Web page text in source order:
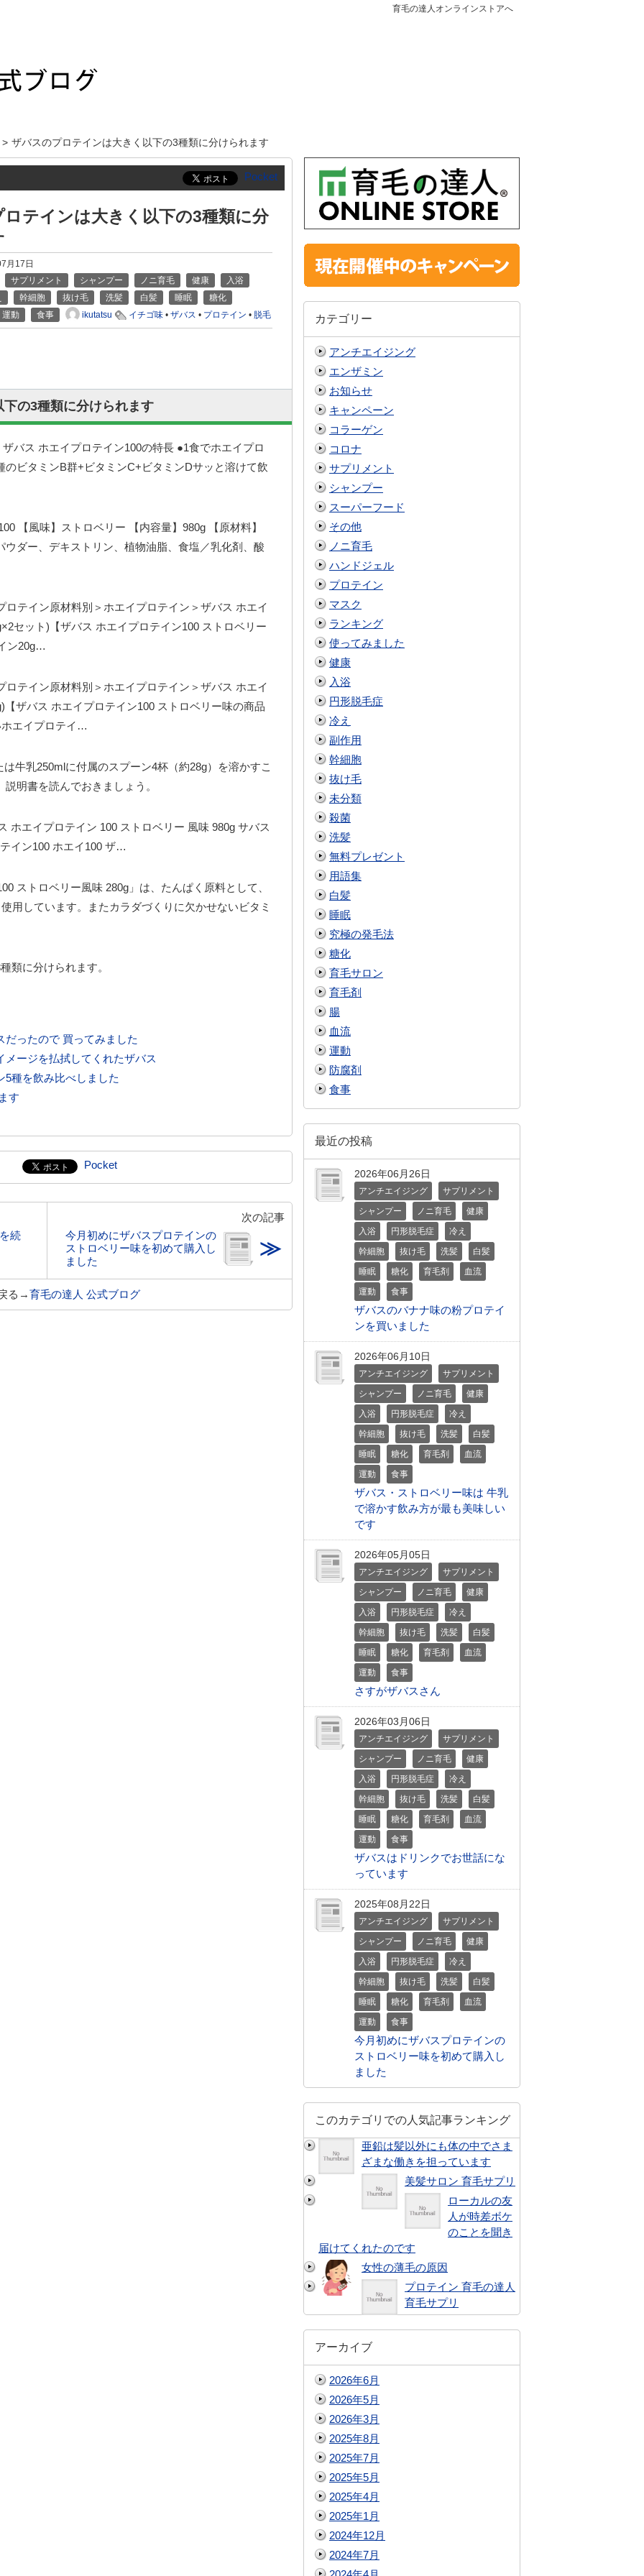
育毛の達人オンラインストアへ
ザバスのプロテインは大きく以下の3種類に分けられます
Pocket
テインは大きく以下の3種類に分
月17日
サプリメント
シャンプー ノニ育毛 健康
入浴
幹細胞 抜け毛 洗髪 白髪 睡眠
糖化
運動
食事 ikutatsu イチゴ味 •ザバス • プロテイン • 脱毛
の3種類に分けられます
バス ホエイプロテイン100の特長 ●1食でホエイプロ
ビタミンB群+ビタミンC+ビタミンDサッと溶けて飲
【風味】ストロベリー 【内容量】980g 【原材料】
ダー、デキストリン、植物油脂、食塩／乳化剤、酸
テイン原材料別＞ホエイプロテイン＞ザバス ホエイ
セット)【ザバス ホエイプロテイン100 ストロベリー
ン20g…
テイン原材料別＞ホエイプロテイン＞ザバス ホエイ
ザバス ホエイプロテイン100 ストロベリー味の商品
エイプロテイ…
牛乳250mlに付属のスプーン4杯（約28g）を溶かすこ
明書を読んでおきましょう。
ホエイプロテイン 100 ストロベリー 風味 980g サバス
イン100 ホエイ100 ザ…
ストロベリー風味 280g」は、たんぱく原料として、
用しています。またカラダづくりに欠かせないビタミ
類に分けられます。
ったので 買ってみました
ージを払拭してくれたザバス
5種を飲み比べしました
す
Pocket
続
次の記事
今月初めにザバスプロテインの
ストロベリー味を初めて購入し
ました
≫
る→育毛の達人 公式ブログ
カテゴリー
アンチエイジング
エンザミン
お知らせ
キャンペーン
コラーゲン
コロナ
サプリメント
シャンプー
スーパーフード
その他
ノニ育毛
ハンドジェル
プロテイン
マスク
ランキング
使ってみました
健康
入浴
円形脱毛症
冷え
副作用
幹細胞
抜け毛
未分類
殺菌
洗髪
無料プレゼント
用語集
白髪
睡眠
究極の発毛法
糖化
育毛サロン
育毛剤
腸
血流
運動
防腐剤
食事
最近の投稿
2026年06月26日
アンチエイジング
サプリメント
シャンプー
ノニ育毛
健康
入浴
円形脱毛症
冷え
幹細胞
抜け毛 洗髪
白髪
睡眠
糖化 育毛剤
血流
運動
食事
ザバスのバナナ味の粉プロテイ
ンを買いました
2026年06月10日
アンチエイジング
サプリメント
シャンプー
ノニ育毛
健康
入浴
円形脱毛症
冷え
幹細胞
抜け毛 洗髪
白髪
睡眠
糖化 育毛剤
血流
運動
食事
ザバス・ストロベリー味は 牛乳
で溶かす飲み方が最も美味しい
です
2026年05月05日
アンチエイジング
サプリメント
シャンプー
ノニ育毛
健康
入浴
円形脱毛症
冷え
幹細胞
抜け毛 洗髪
白髪
睡眠
糖化 育毛剤
血流
運動
食事
さすがザバスさん
2026年03月06日
アンチエイジング
サプリメント
シャンプー
ノニ育毛
健康
入浴
円形脱毛症
冷え
幹細胞
抜け毛 洗髪
白髪
睡眠
糖化 育毛剤
血流
運動
食事
ザバスはドリンクでお世話にな
っています
2025年08月22日
アンチエイジング
サプリメント
シャンプー
ノニ育毛
健康
入浴
円形脱毛症
冷え
幹細胞
抜け毛 洗髪
白髪
睡眠
糖化 育毛剤
血流
運動
食事
今月初めにザバスプロテインの
ストロベリー味を初めて購入し
ました
このカテゴリでの人気記事ランキング
亜鉛は髪以外にも体の中でさま
ざまな働きを担っています
美髪サロン 育毛サプリ
ローカルの友
人が時差ボケ
のことを聞き
届けてくれたのです
女性の薄毛の原因
プロテイン 育毛の達人
育毛サプリ
アーカイブ
2026年6月
2026年5月
2026年3月
2025年8月
2025年7月
2025年5月
2025年4月
2025年1月
2024年12月
2024年7月